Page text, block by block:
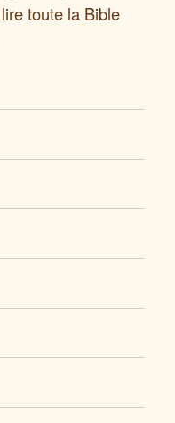
toute la Bible